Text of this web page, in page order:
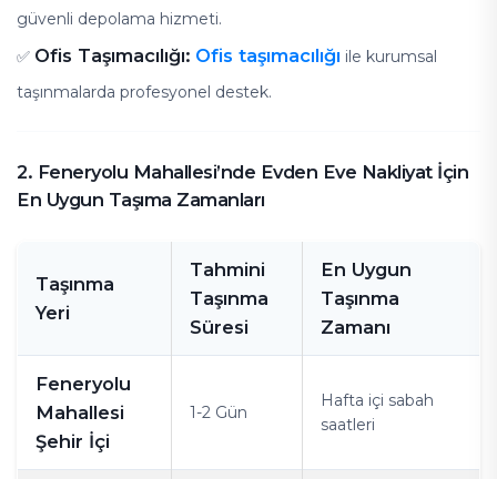
güvenli depolama hizmeti.
✅ Ofis Taşımacılığı: Ofis taşımacılığı ile kurumsal
taşınmalarda profesyonel destek.
2. Feneryolu Mahallesi’nde Evden Eve Nakliyat İçin
En Uygun Taşıma Zamanları
Taşınma
Yeri
Tahmini
Taşınma
Süresi
En Uygun
Taşınma
Zamanı
Feneryolu
Mahallesi
Şehir İçi
1-2 Gün
Hafta içi sabah
saatleri